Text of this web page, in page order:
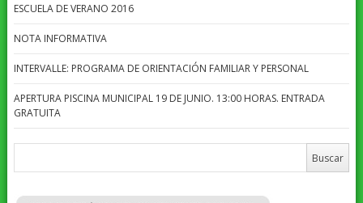
ESCUELA DE VERANO 2016
NOTA INFORMATIVA
INTERVALLE: PROGRAMA DE ORIENTACIÓN FAMILIAR Y PERSONAL
APERTURA PISCINA MUNICIPAL 19 DE JUNIO. 13:00 HORAS. ENTRADA
GRATUITA